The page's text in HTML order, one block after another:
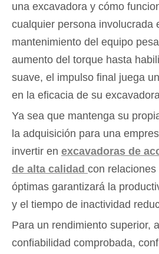
una excavadora y cómo
cualquier persona involucrada
mantenimiento del equipo
aumento del torque hasta
suave, el impulso final juega
en la eficacia de su
Ya sea que mantenga su
la adquisición para una
invertir en excavadoras de
de alta calidad con relaciones
óptimas garantizará la
y el tiempo de inactividad
Para un rendimiento superior,
confiabilidad comprobada,